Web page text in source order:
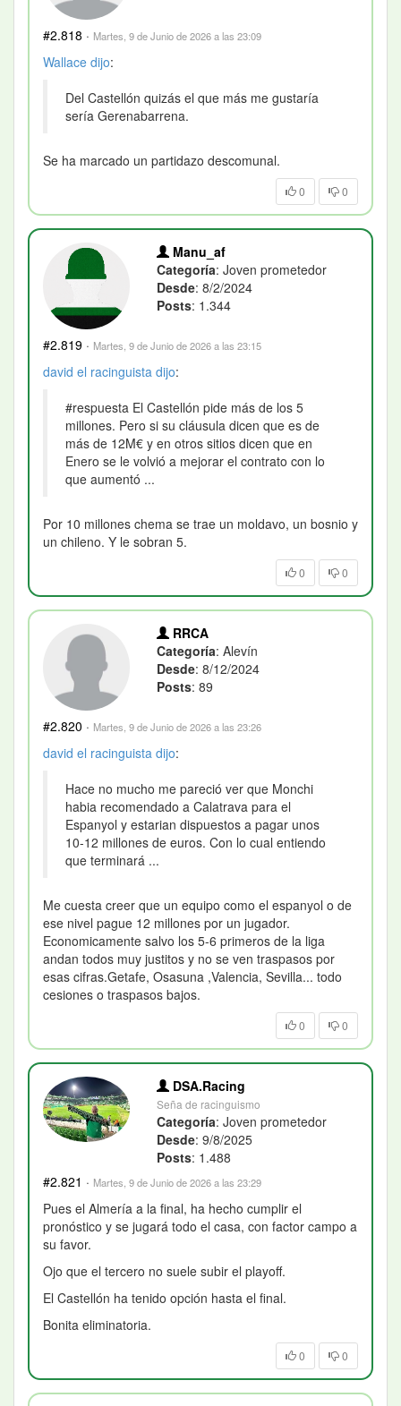
#2.818 · Martes, 9 de Junio de 2026 a las 23:09
Wallace dijo:
Del Castellón quizás el que más me gustaría
sería Gerenabarrena.
Se ha marcado un partidazo descomunal.
0 0
Manu_af
Categoría: Joven prometedor
Desde: 8/2/2024
Posts: 1.344
#2.819 · Martes, 9 de Junio de 2026 a las 23:15
david el racinguista dijo:
#respuesta El Castellón pide más de los 5
millones. Pero si su cláusula dicen que es de
más de 12M€ y en otros sitios dicen que en
Enero se le volvió a mejorar el contrato con lo
que aumentó ...
Por 10 millones chema se trae un moldavo, un bosnio y
un chileno. Y le sobran 5.
0 0
RRCA
Categoría: Alevín
Desde: 8/12/2024
Posts: 89
#2.820 · Martes, 9 de Junio de 2026 a las 23:26
david el racinguista dijo:
Hace no mucho me pareció ver que Monchi
habia recomendado a Calatrava para el
Espanyol y estarian dispuestos a pagar unos
10-12 millones de euros. Con lo cual entiendo
que terminará ...
Me cuesta creer que un equipo como el espanyol o de
ese nivel pague 12 millones por un jugador.
Economicamente salvo los 5-6 primeros de la liga
andan todos muy justitos y no se ven traspasos por
esas cifras.Getafe, Osasuna ,Valencia, Sevilla... todo
cesiones o traspasos bajos.
0 0
DSA.Racing
Seña de racinguismo
Categoría: Joven prometedor
Desde: 9/8/2025
Posts: 1.488
#2.821 · Martes, 9 de Junio de 2026 a las 23:29
Pues el Almería a la final, ha hecho cumplir el
pronóstico y se jugará todo el casa, con factor campo a
su favor.
Ojo que el tercero no suele subir el playoff.
El Castellón ha tenido opción hasta el final.
Bonita eliminatoria.
0 0